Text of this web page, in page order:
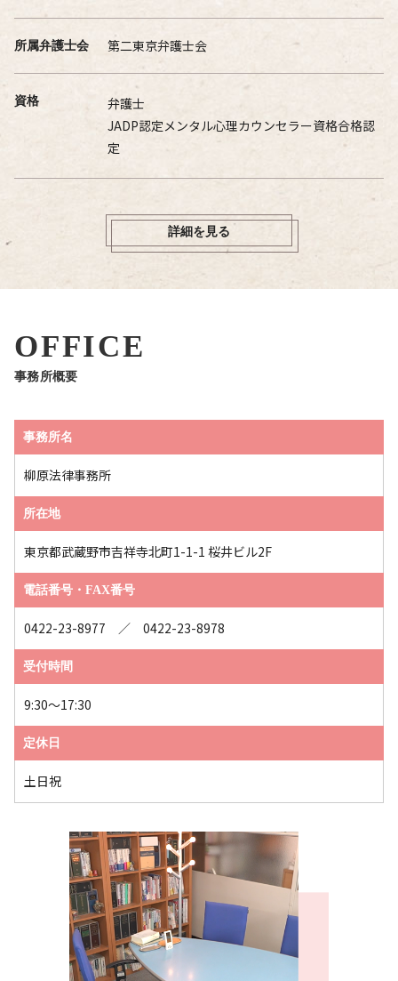
所属弁護士会 第二東京弁護士会
資格
弁護士
JADP認定メンタル心理カウンセラー資格合格認
定
詳細を見る
OFFICE
事務所概要
事務所名
柳原法律事務所
所在地
東京都武蔵野市吉祥寺北町1-1-1 桜井ビル2F
電話番号・FAX番号
0422-23-8977 ／ 0422-23-8978
受付時間
9:30～17:30
定休日
土日祝